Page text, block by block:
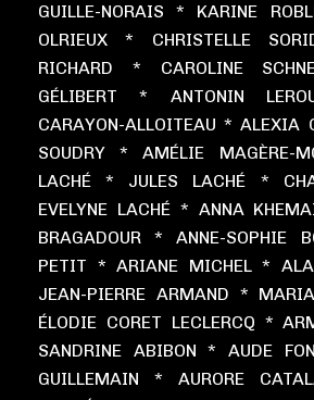
GUILLE-NORAIS * KARINE
OLRIEUX * CHRISTELLE
RICHARD * CAROLINE
GÉLIBERT * ANTONIN
CARAYON-ALLOITEAU * ALEXIA
SOUDRY * AMÉLIE MAGÈRE-
LACHÉ * JULES LACHÉ *
EVELYNE LACHÉ * ANNA
BRAGADOUR * ANNE-SOPHIE
PETIT * ARIANE MICHEL *
JEAN-PIERRE ARMAND *
ÉLODIE CORET LECLERCQ *
SANDRINE ABIBON * AUDE
GUILLEMAIN * AURORE